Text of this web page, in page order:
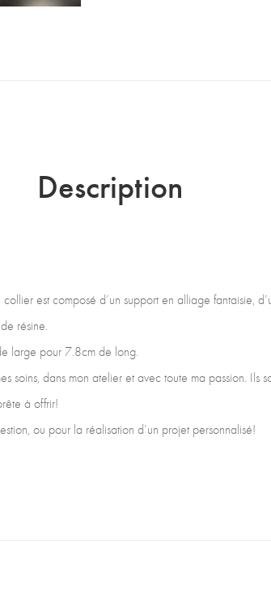
Description
est composé d’un support en alliage fantaisie,
résine.
large pour 7.8cm de long.
soins, dans mon atelier et avec toute ma passion. Ils
à offrir!
ou pour la réalisation d’un projet personnalisé!